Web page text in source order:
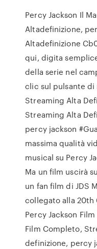
Percy Jackson Il
Altadefinizione,
Altadefinizione
qui, digita
della serie nel
clic sul pulsante di
Streaming Alta
Streaming Alta
percy jackson
massima qualità
musical su Percy
Ma un film uscirà
un fan film di JDS
collegato alla 20th
Percy Jackson
Film Completo,
definizione, percy